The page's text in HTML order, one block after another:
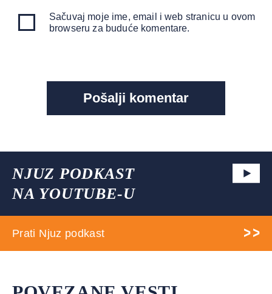
Sačuvaj moje ime, email i web stranicu u ovom
browseru za buduće komentare.
NJUZ PODKAST
NA YOUTUBE-U
Prati Njuz podkast